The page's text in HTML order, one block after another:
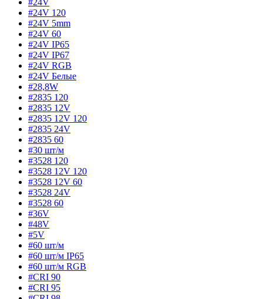
#24V
#24V 120
#24V 5mm
#24V 60
#24V IP65
#24V IP67
#24V RGB
#24V Белые
#28,8W
#2835 120
#2835 12V
#2835 12V 120
#2835 24V
#2835 60
#30 шт/м
#3528 120
#3528 12V 120
#3528 12V 60
#3528 24V
#3528 60
#36V
#48V
#5V
#60 шт/м
#60 шт/м IP65
#60 шт/м RGB
#CRI 90
#CRI 95